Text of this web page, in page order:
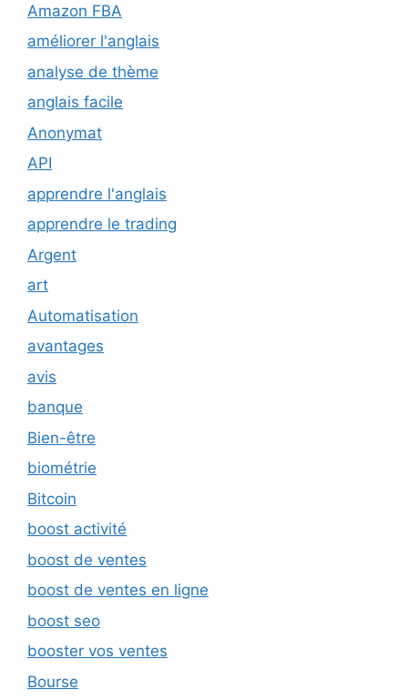
Amazon FBA
améliorer l'anglais
analyse de thème
anglais facile
Anonymat
API
apprendre l'anglais
apprendre le trading
Argent
art
Automatisation
avantages
avis
banque
Bien-être
biométrie
Bitcoin
boost activité
boost de ventes
boost de ventes en ligne
boost seo
booster vos ventes
Bourse